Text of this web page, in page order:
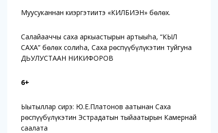
Муусуканнан киэргэтиитэ «КИЛБИЭН» бөлөх.
Салайааччы саха аркыастырын артыыһа, “КЫЛ
САХА” бөлөх солиһа, Саха Өрөспүүбүлүкэтин туйгуна
ДЬУЛУСТААН НИКИФОРОВ
6+
Ыытыллар сирэ: Ю.Е.Платонов аатынан Саха
Өрөспүүбүлүкэтин Эстрадатын тыйаатырын Камернай
саалата